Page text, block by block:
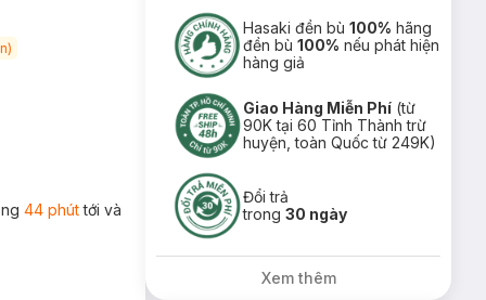
44 phúttới và
Hasaki đền bù100% hãng
đền bù100% nếu phát hiện
hàng giả
Giao Hàng Miễn Phí (từ
90K tại 60 Tỉnh Thành trừ
huyện, toàn Quốc từ 249K)
Đổi trả
trong30 ngày
Xem thêm